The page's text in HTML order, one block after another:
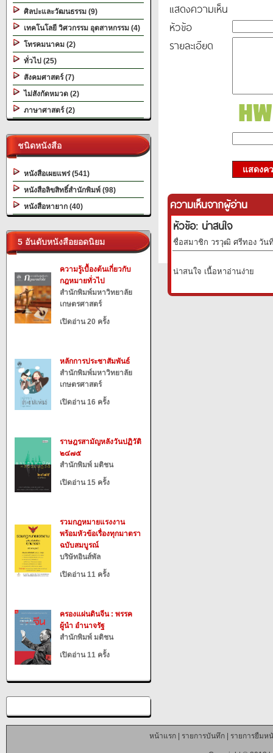
ศิลปะและวัฒนธรรม (9)
เทคโนโลยี วิศวกรรม อุตสาหกรรม (4)
โทรคมนาคม (2)
ทั่วไป (25)
สังคมศาสตร์ (7)
ไม่สังกัดหมวด (2)
ภาษาศาสตร์ (2)
ชนิดหนังสือ
หนังสือเผยแพร่ (541)
หนังสือลิขสิทธิ์สำนักพิมพ์ (98)
หนังสือหายาก (40)
5 อันดับหนังสือยอดนิยม
ความรู้เบื้องต้นเกี่ยวกับ
กฎหมายทั่วไป
สำนักพิมพ์มหาวิทยาลัย
เกษตรศาสตร์
เปิดอ่าน 20 ครั้ง
หลักการประชาสัมพันธ์
สำนักพิมพ์มหาวิทยาลัย
เกษตรศาสตร์
เปิดอ่าน 16 ครั้ง
ราษฎรสามัญหลังวันปฏิวัติ
๒๔๗๕
สำนักพิมพ์ มติชน
เปิดอ่าน 15 ครั้ง
รวมกฎหมายแรงงาน
พร้อมหัวข้อเรื่องทุกมาตรา
ฉบับสมบูรณ์
บริษัทอินส์พัล
เปิดอ่าน 11 ครั้ง
ครองแผ่นดินจีน : พรรค
ผู้นำ อำนาจรัฐ
สำนักพิมพ์ มติชน
เปิดอ่าน 11 ครั้ง
แสดงความเห็น
หัวข้อ
รายละเอียด
แสดงค
ความเห็นจากผู้อ่าน
หัวข้อ: น่าสนใจ
ชื่อสมาชิก วรวุฒิ ศรีทอง วันที่
น่าสนใจ เนื้อหาอ่านง่าย
หน้าแรก| รายการบันทึก| รายการยืมห